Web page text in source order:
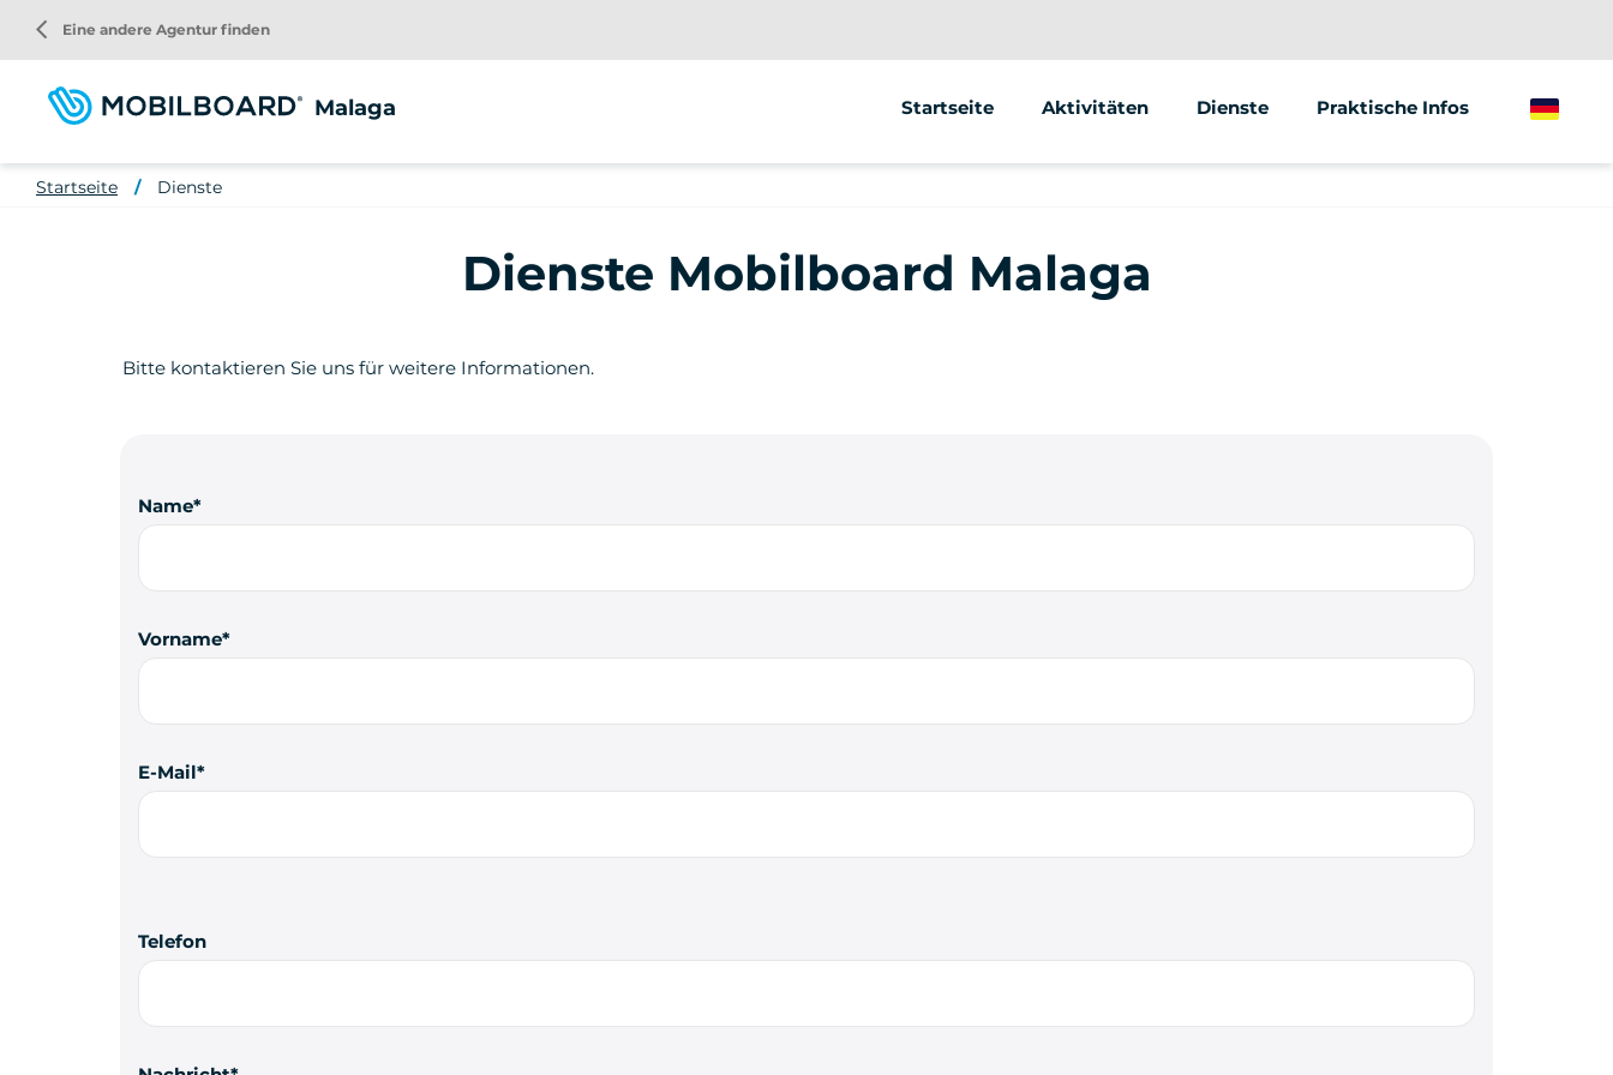
zum
Inhalt
Malaga Startseite Aktivitäten
Segway
Elektrisches Fahrrad
Dienste
Animationen &amp; Seminare
Praktische Infos
arrow_back_ios Eine andere Agentur finden
German
Startseite Dienste
Dienste Mobilboard Malaga
Bitte kontaktieren Sie uns für weitere Informationen.
Name
Vorname
E-Mail
Telefon